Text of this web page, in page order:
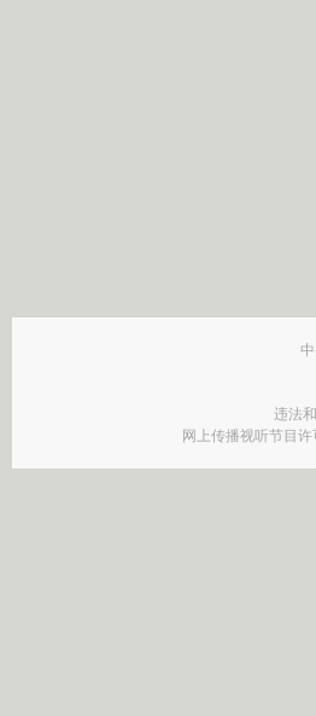
违法
网上传播视听节目许